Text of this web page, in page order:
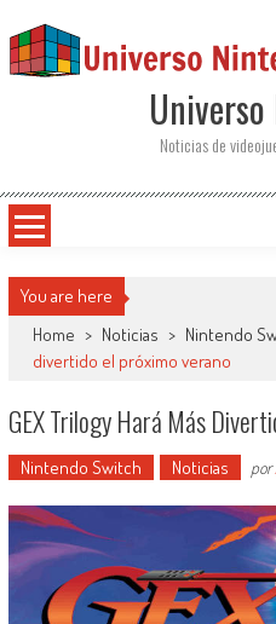
Noticias de
You are here
Home > Noticias > Nintendo
divertido el próximo verano
GEX Trilogy Hará Más
Nintendo Switch Noticias por